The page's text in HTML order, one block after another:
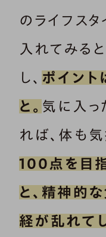
のライフス
入れてみる
し、 ポイント
と。 気に入っ
れば、体も
100点を目
と、精神的
経が乱れて